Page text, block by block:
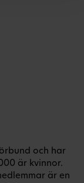
och har
är kvinnor.
är en